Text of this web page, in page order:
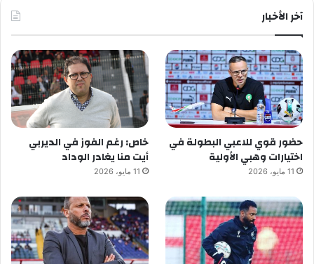
آخر الأخبار
حضور قوي للاعبي البطولة في
اختيارات وهبي الأولية
11 مايو، 2026
خاص: رغم الفوز في الديربي
أيت منا يغادر الوداد
11 مايو، 2026